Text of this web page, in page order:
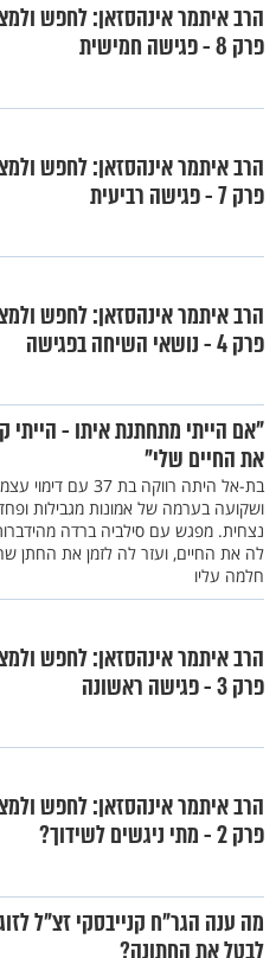
הרב איתמר אינהסזאן: לחפש
פרק 8 - פגישה חמישית
הרב איתמר אינהסזאן: לחפש
פרק 7 - פגישה רביעית
הרב איתמר אינהסזאן: לחפש
פרק 4 - נושאי השיחה בפגישה
"אם הייתי מתחתנת איתו - הייתי
את החיים שלי"
בת-אל היתה רווקה בת 37 עם
ושקועה בערמה של אמונות מגבילות
נצחית. מפגש עם סילביה ברדה
לה את החיים, ועזר לה לזמן את החתן
חלמה עליו
הרב איתמר אינהסזאן: לחפש
פרק 3 - פגישה ראשונה
הרב איתמר אינהסזאן: לחפש
פרק 2 - מתי ניגשים לשידוך?
מה ענה הגר"ח קנייבסקי זצ"ל
לבטל את החתונה?